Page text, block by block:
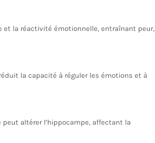
et la réactivité émotionnelle, entraînant peur,
la capacité à réguler les émotions et à
altérer l’hippocampe, affectant la